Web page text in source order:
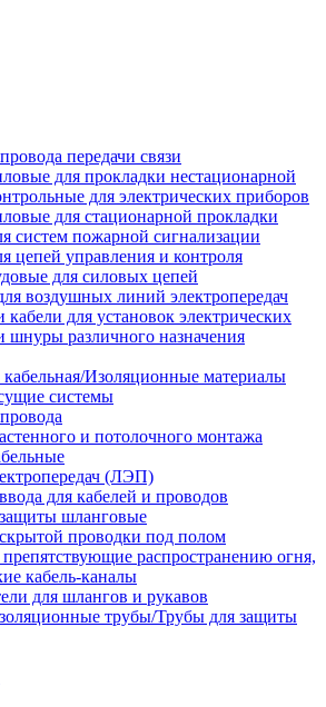
передачи связи
для прокладки нестационарной
для электрических приборов
для стационарной прокладки
систем пожарной сигнализации
цепей управления и контроля
для силовых цепей
воздушных линий электропередач
кабели для установок электрических
шнуры различного назначения
Изоляционные материалы
системы
и потолочного монтажа
(ЛЭП)
для кабелей и проводов
шланговые
проводки под полом
распространению огня,
кабель-каналы
для шлангов и рукавов
трубы/Трубы для защиты